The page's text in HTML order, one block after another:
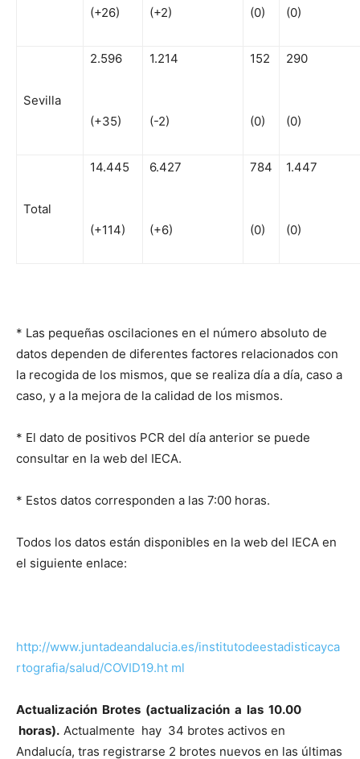
(+26) (+2) (0) (0)
Sevilla
2.596
(+35)
1.214
(-2)
152
(0)
290
(0)
Total
14.445
(+114)
6.427
(+6)
784
(0)
1.447
(0)
* Las pequeñas oscilaciones en el número absoluto de
datos dependen de diferentes factores relacionados con
la recogida de los mismos, que se realiza día a día, caso a
caso, y a la mejora de la calidad de los mismos.
* El dato de positivos PCR del día anterior se puede
consultar en la web del IECA.
* Estos datos corresponden a las 7:00 horas.
Todos los datos están disponibles en la web del IECA en
el siguiente enlace:
http://www.juntadeandalucia.es/institutodeestadisticayca
rtografia/salud/COVID19.ht ml
Actualización Brotes (actualización a las 10.00
horas). Actualmente hay 34 brotes activos en
Andalucía, tras registrarse 2 brotes nuevos en las últimas